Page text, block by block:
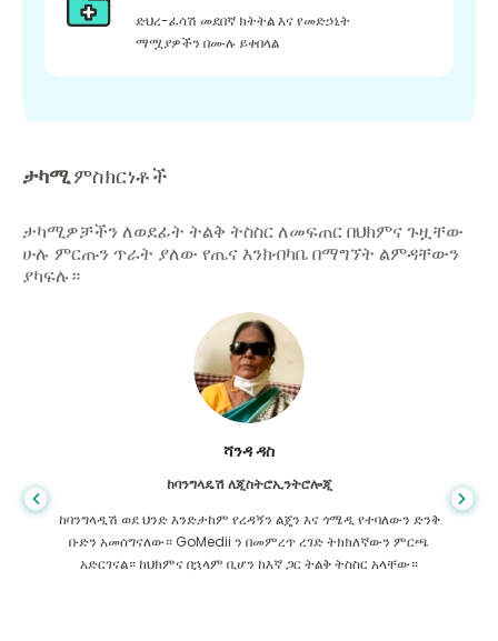
ድህረ-ፈሳሽ መደበኛ ክትትል እና የመድኃኒት
ማሟያዎችን በሙሉ ይቀበላል
ታካሚምስክርነቶች
ታካሚዎቻችን ለወደፊት ትልቅ ትስስር ለመፍጠር በህክምና ጉዟቸው
ሁሉ ምርጡን ጥራት ያለው የጤና እንክብካቤ በማግኘት ልምዳቸውን
ያካፍሉ።
ፉርካኑል እስላም
ከባንግላዴሽ ለኩላሊት ንቅለ ተከላ
ለኩላሊት ጉዳዬ ማንኛውንም ዓይነት ሕክምና ማግኘት እንደምችል ሙሉ ተስፋ
ሰጥቼ ነበር። በአላህ ችሮታ ጎሜዲዎችን አግኝቼ ካገኛቸው በኋላ ነበር።